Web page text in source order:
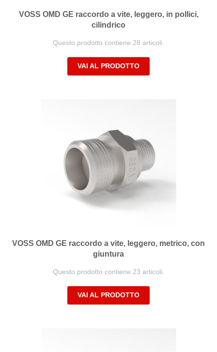
VOSS OMD GE raccordo a vite, leggero, in pollici,
cilindrico
Questo prodotto contiene 28 articoli.
VAI AL PRODOTTO
VOSS OMD GE raccordo a vite, leggero, metrico, con
giuntura
Questo prodotto contiene 23 articoli.
VAI AL PRODOTTO